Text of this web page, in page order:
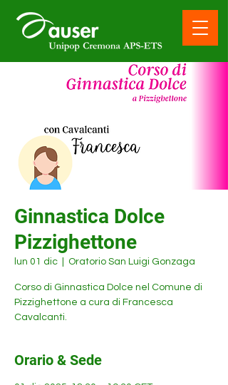
Ginnastica Dolce
Pizzighettone
lun 01 dic Oratorio San Luigi Gonzaga
Corso di Ginnastica Dolce nel Comune di
Pizzighettone a cura di Francesca
Cavalcanti.
Orario & Sede